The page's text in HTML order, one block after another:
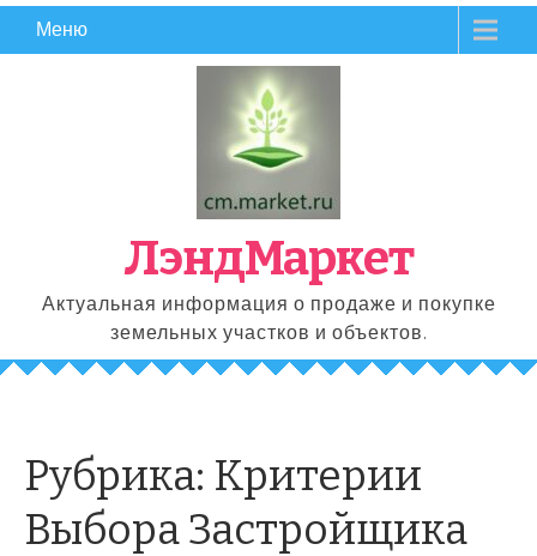
ПерейтиМеню
ЛэндМаркет
Актуальная информация о продаже и покупке
земельных участков и объектов.
Рубрика: Критерии
Выбора Застройщика